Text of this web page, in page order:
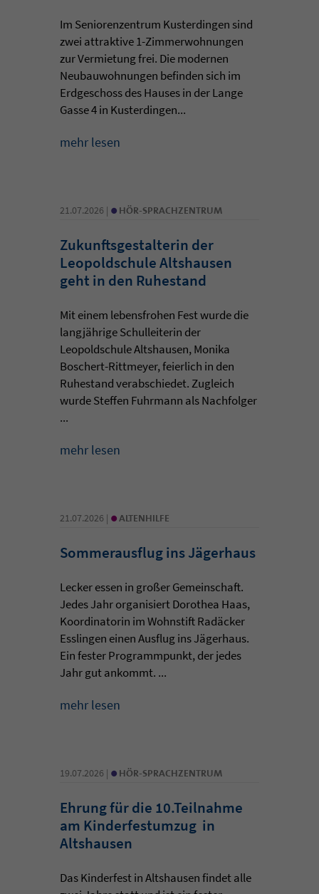
Im Seniorenzentrum Kusterdingen sind
zwei attraktive 1-Zimmerwohnungen
zur Vermietung frei. Die modernen
Neubauwohnungen befinden sich im
Erdgeschoss des Hauses in der Lange
Gasse 4 in Kusterdingen...
mehr lesen
21.07.2026 | • HÖR-SPRACHZENTRUM
Zukunftsgestalterin der
Leopoldschule Altshausen
geht in den Ruhestand
Mit einem lebensfrohen Fest wurde die
langjährige Schulleiterin der
Leopoldschule Altshausen, Monika
Boschert-Rittmeyer, feierlich in den
Ruhestand verabschiedet. Zugleich
wurde Steffen Fuhrmann als Nachfolger
...
mehr lesen
21.07.2026 | • ALTENHILFE
Sommerausflug ins Jägerhaus
Lecker essen in großer Gemeinschaft.
Jedes Jahr organisiert Dorothea Haas,
Koordinatorin im Wohnstift Radäcker
Esslingen einen Ausflug ins Jägerhaus.
Ein fester Programmpunkt, der jedes
Jahr gut ankommt. ...
mehr lesen
19.07.2026 | • HÖR-SPRACHZENTRUM
Ehrung für die 10.Teilnahme
am Kinderfestumzug in
Altshausen
Das Kinderfest in Altshausen findet alle